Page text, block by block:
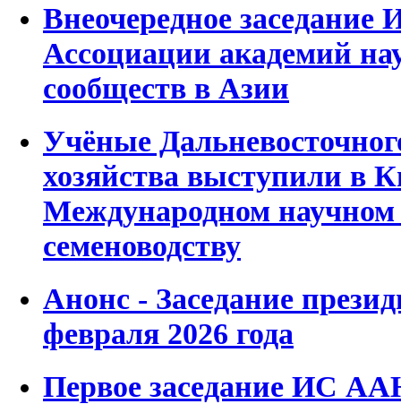
Внеочередное заседание
Ассоциации академий
сообществ в Азии
Учёные
хозяйства выступили в
Международном
семеноводству
Анонс - Заседание
февраля 2026 года
Первое заседание ИС